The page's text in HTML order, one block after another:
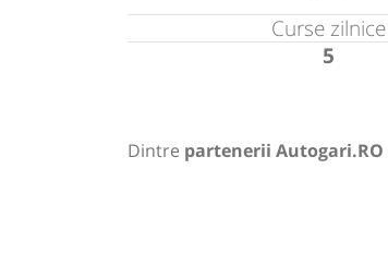
Curse zilnice
5
Dintre partenerii Autogari.RO